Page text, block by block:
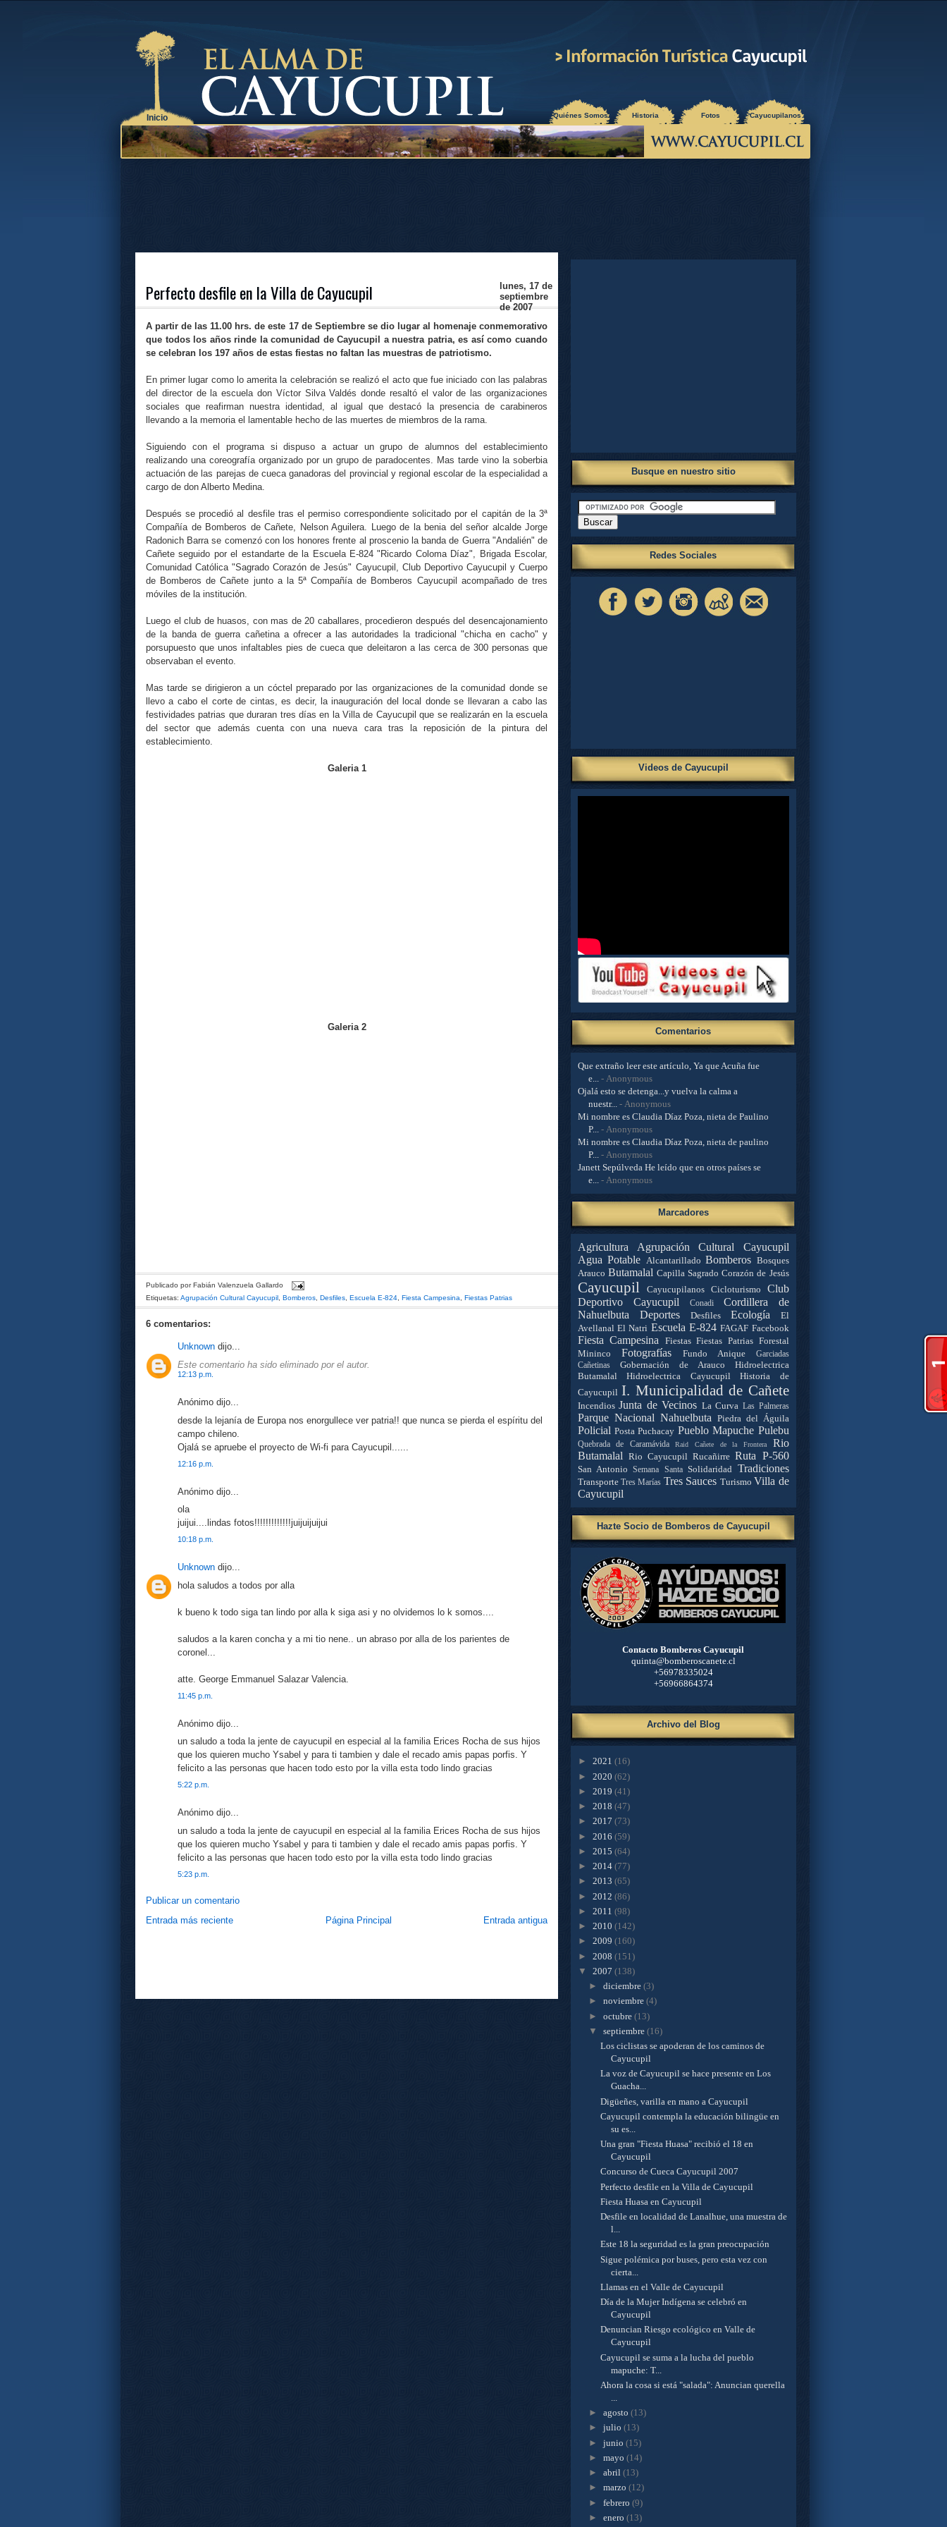
Inicio ¿Quiénes Somos? Historia Fotos Cayucupilanos
lunes, 17 de
septiembre
de 2007
Perfecto desfile en la Villa de Cayucupil
A partir de las 11.00 hrs. de este 17 de Septiembre se dio lugar al homenaje conmemorativo
que todos los años rinde la comunidad deCayucupil a nuestra patria, es asícomo cuando
se celebran los 197 años de estas fiestas no faltan las muestras de patriotismo.
En primer lugar como loameritala celebraciónse realizó el acto que fue iniciado con las palabras
del director de la escuela don VíctorSilvaValdés donde resaltó el valor de las organizaciones
sociales que reafirman nuestraidentidad, al igual que destacó la presencia de carabineros
llevando a la memoria el lamentable hecho de las muertes de miembros de la rama.
Siguiendo con el programa si dispuso a actuar un grupo de alumnos del establecimiento
realizando una coreografíaorganizado por un grupo de paradocentes. Mas tarde vino la soberbia
actuación de las parejas de cuecaganadoras del provincial y regional escolar de la especialidad a
cargo de don Alberto Medina.
Después se procedió al desfile tras el permiso correspondiente solicitado por el capitán de la 3ª
Compañíade Bomberos de Cañete, Nelson Aguilera. Luego de la beniadel señor alcalde Jorge
Radonich Barra se comenzó con los honores frente al proscenio la banda de Guerra "Andalién" de
Cañete seguido por el estandarte de la Escuela E-824 "Ricardo Coloma Díaz", Brigada Escolar,
Comunidad Católica "Sagrado Corazón de Jesús" Cayucupil , Club Deportivo Cayucupil y Cuerpo
de Bomberos de Cañete junto a la 5ªCompañíade Bomberos Cayucupil
acompañado de tres
móviles de la institución.
Luego el club de huasos, con mas de 20 caballares, procedieron después deldesencajonamiento
de la banda de guerra cañetinaa ofrecer a las autoridades la tradicional "chicha en cacho" y
porsupuesto que unosinfaltables pies decuecaque deleitaron a las cerca de 300 personas que
observaban el evento.
Mas tarde se dirigieron a un cóctel preparado por las organizaciones de la comunidad donde se
llevo a cabo el corte de cintas, es decir, la inauguración del local donde se llevaran a cabo las
festividades patrias que duraran tres días en la Villa de Cayucupil que se realizarán en la escuela
del sector que además cuenta con una nueva cara tras la reposición de la pintura del
establecimiento.
Galeria 1
Galeria 2
Publicado por Fabián Valenzuela Gallardo
Etiquetas: Agrupación Cultural Cayucupil , Bomberos, Desfiles, Escuela E-824, Fiesta Campesina, Fiestas Patrias
6 comentarios:
Unknown dijo...
Este comentario ha sido eliminado por el autor.
12:13 p.m.
Anónimo dijo...
desde la lejanía de Europa nos enorgullece ver patria!! que nunca se pierda el espíritu del
campo chileno.
Ojalá se apruebe el proyecto de Wi-fi para Cayucupil......
12:16 p.m.
Anónimo dijo...
ola
juijui....lindas fotos!!!!!!!!!!!!!juijuijuijui
10:18 p.m.
Unknown dijo...
hola saludos a todos por alla
k bueno k todo siga tan lindo por alla k siga asi y no olvidemos lo k somos....
saludos a la karen concha y a mi tio nene.. un abraso por alla de los parientes de
coronel...
atte. George Emmanuel Salazar Valencia.
11:45 p.m.
Anónimo dijo...
un saludo a toda la jente de cayucupil en especial al la familia Erices Rocha de sus hijos
que los quieren mucho Ysabel y para ti tambien y dale el recado amis papas porfis. Y
felicito a las personas que hacen todo esto por la villa esta todo lindo gracias
5:22 p.m.
Anónimo dijo...
un saludo a toda la jente de cayucupil en especial al la familia Erices Rocha de sus hijos
que los quieren mucho Ysabel y para ti tambien y dale el recado amis papas porfis. Y
felicito a las personas que hacen todo esto por la villa esta todo lindo gracias
5:23 p.m.
Publicar un comentario
Entrada más reciente
Entrada antigua
Página Principal
Busque en nuestro sitio
Redes Sociales
Videos de Cayucupil
Comentarios
Que extraño leer este artículo, Ya que Acuña fue
e...- Anonymous
Ojalá esto se detenga...y vuelva la calma a
nuestr...- Anonymous
Mi nombre es Claudia Díaz Poza, nieta de Paulino
P...- Anonymous
Mi nombre es Claudia Díaz Poza, nieta de paulino
P...- Anonymous
Janett Sepúlveda He leído que en otros países se
e...- Anonymous
Marcadores
Agricultura
Agrupación Cultural Cayucupil
Agua Potable Alcantarillado Bomberos Bosques
Arauco Butamalal Capilla Sagrado Corazón de Jesús
Cayucupil Cayucupilanos Cicloturismo
Club
Deportivo Cayucupil
Conadi
Cordillera de
Nahuelbuta
Deportes Desfiles Ecología
El
Avellanal El Natri Escuela E-824 FAGAF Facebook
Fiesta Campesina Fiestas Fiestas Patrias Forestal
Mininco
Fotografías Fundo Anique
Garciadas
Cañetinas
Gobernación de Arauco
Hidroelectrica
Butamalal
Hidroelectrica Cayucupil
Historia de
Cayucupil I. Municipalidad de Cañete
Incendios Junta de Vecinos La Curva Las Palmeras
Parque Nacional Nahuelbuta Piedra del Águila
Policial Posta Puchacay Pueblo Mapuche Pulebu
Quebrada de Caramávida Raid Cañete de la Frontera
Rio
Butamalal Rio Cayucupil Rucañirre Ruta P-560
San Antonio Semana Santa Solidaridad Tradiciones
Transporte Tres Marías Tres Sauces Turismo Villa de
Cayucupil
Hazte Socio de Bomberos de Cayucupil
Contacto Bomberos Cayucupil
quinta@bomberoscanete.cl
+56978335024
+56966864374
Archivo del Blog
► 2021 (16)
► 2020 (62)
► 2019 (41)
► 2018 (47)
► 2017 (73)
► 2016 (59)
► 2015 (64)
► 2014 (77)
► 2013 (65)
► 2012 (86)
► 2011 (98)
► 2010 (142)
► 2009 (160)
► 2008 (151)
▼ 2007 (138)
►diciembre(3)
►noviembre(4)
►octubre(13)
▼septiembre(16)
Los ciclistas se apoderan de los caminos de
Cayucupil
La voz de Cayucupil se hace presente en Los
Guacha...
Digüeñes, varilla en mano a Cayucupil
Cayucupil contempla la educación bilingüe en
su es...
Una gran "Fiesta Huasa" recibió el 18 en
Cayucupil
Concurso de Cueca Cayucupil 2007
Perfecto desfile en la Villa de Cayucupil
Fiesta Huasa en Cayucupil
Desfile en localidad de Lanalhue, una muestra de
l...
Este 18 la seguridad es la gran preocupación
Sigue polémica por buses, pero esta vez con
cierta...
Llamas en el Valle de Cayucupil
Día de la Mujer Indígena se celebró en
Cayucupil
Denuncian Riesgo ecológico en Valle de
Cayucupil
Cayucupil se suma a la lucha del pueblo
mapuche: T...
Ahora la cosa si está "salada": Anuncian querella
►agosto(13)
►julio(13)
►junio(15)
►mayo(14)
►abril(13)
►marzo(12)
►febrero(9)
►enero(13)